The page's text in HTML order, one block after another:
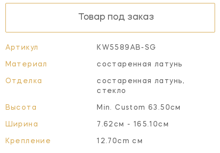
Товар под заказ
Артикул KW5589AB-SG
Материал состаренная латунь
Отделка
состаренная латунь,
стекло
Высота Min. Custom 63.50см
Ширина 7.62см - 165.10см
Крепление 12.70cm см